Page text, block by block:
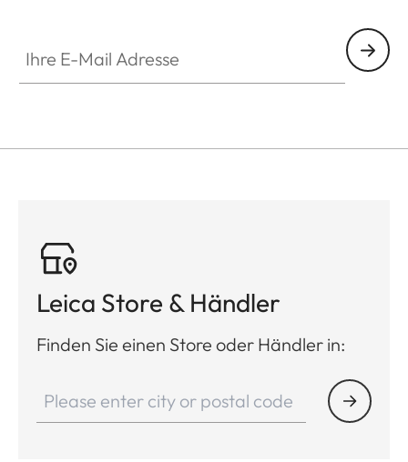
Leica Store & Händler
Finden Sie einen Store oder Händler in: